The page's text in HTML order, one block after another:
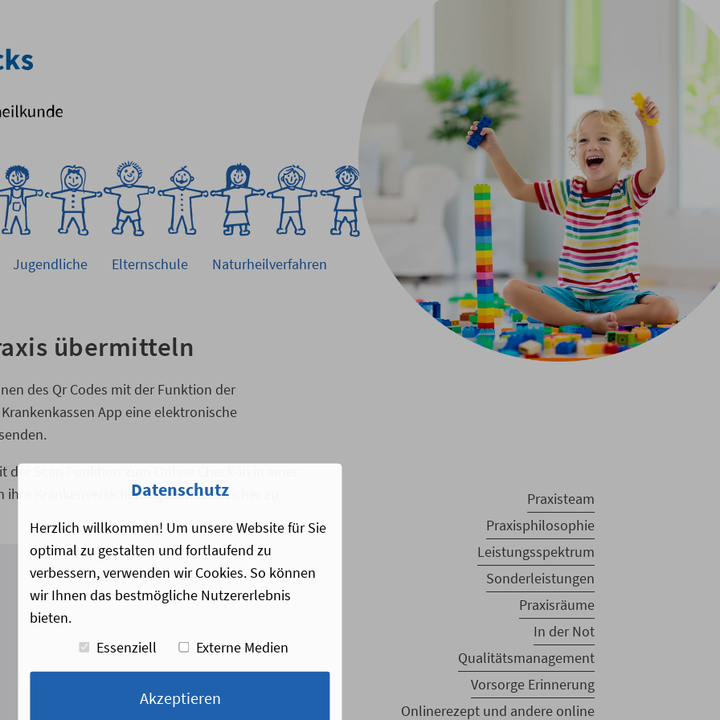
Jugendliche Elternschule Naturheilverfahren
übermitteln
des Qr Codes mit der Funktion der
App eine elektronische
Scan Funktion zum Online Check-in in einer
Krankenversicherungsnummer sicher zu
Praxisteam
Praxisphilosophie
Leistungsspektrum
Sonderleistungen
Praxisräume
In der Not
Qualitätsmanagement
Vorsorge Erinnerung
Onlinerezept und andere online
Datenschutz
Herzlich willkommen! Um unsere Website für Sie
optimal zu gestalten und fortlaufend zu
verbessern, verwenden wir Cookies. So können
wir Ihnen das bestmögliche Nutzererlebnis
bieten.
Essenziell
Externe Medien
Akzeptieren